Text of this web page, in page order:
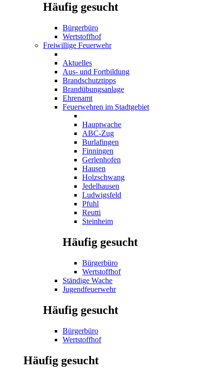
Häufig gesucht
Bürgerbüro
Wertstoffhof
Freiwillige Feuerwehr
Aktuelles
Aus- und Fortbildung
Brandschutztipps
Brandübungsanlage
Ehrenamt
Feuerwehren im Stadtgebiet
Hauptwache
ABC-Zug
Burlafingen
Finningen
Gerlenhofen
Hausen
Holzschwang
Jedelhausen
Ludwigsfeld
Pfuhl
Reutti
Steinheim
Häufig gesucht
Bürgerbüro
Wertstoffhof
Ständige Wache
Jugendfeuerwehr
Häufig gesucht
Bürgerbüro
Wertstoffhof
Häufig gesucht